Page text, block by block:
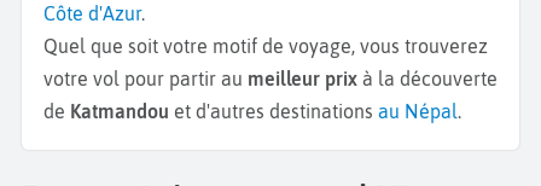
Côte d'Azur.
Quel que soit votre motif de voyage, vous trouverez
votre vol pour partir au meilleur prix à la découverte
de Katmandou et d'autres destinations au Népal.